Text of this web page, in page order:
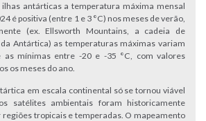
antárticas a temperatura máxima mensal
é positiva (entre 1 e 3 °C) nos meses de verão,
(ex. Ellsworth Mountains, a cadeia de
Antártica) as temperaturas máximas variam
mínimas entre -20 e -35 °C, com valores
os meses do ano.
em escala continental só se tornou viável
satélites ambientais foram historicamente
tropicais e temperadas. O mapeamento